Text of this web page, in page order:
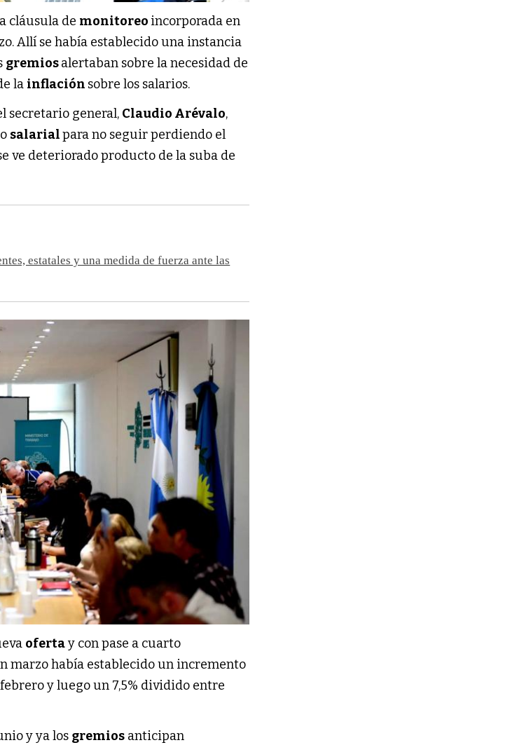
cláusula de monitoreo incorporada en
Allí se había establecido una instancia
gremiosalertaban sobre la necesidad de
la inflación sobre los salarios.
secretario general, Claudio Arévalo,
salarialpara no seguir perdiendo el
ve deteriorado producto de la suba de
estatales y una medida de fuerza ante las
ofertay con pase a cuarto
marzo había establecido un incremento
y luego un 7,5% dividido entre
y ya los gremios anticipan